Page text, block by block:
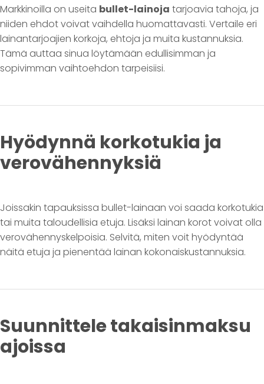
Markkinoilla on useita bullet-lainoja tarjoavia tahoja, ja
niiden ehdot voivat vaihdella huomattavasti. Vertaile eri
lainantarjoajien korkoja, ehtoja ja muita kustannuksia.
Tämä auttaa sinua löytämään edullisimman ja
sopivimman vaihtoehdon tarpeisiisi.
Hyödynnä korkotukia ja
verovähennyksiä
Joissakin tapauksissa bullet-lainaan voi saada korkotukia
tai muita taloudellisia etuja. Lisäksi lainan korot voivat olla
verovähennyskelpoisia. Selvitä, miten voit hyödyntää
näitä etuja ja pienentää lainan kokonaiskustannuksia.
Suunnittele takaisinmaksu
ajoissa